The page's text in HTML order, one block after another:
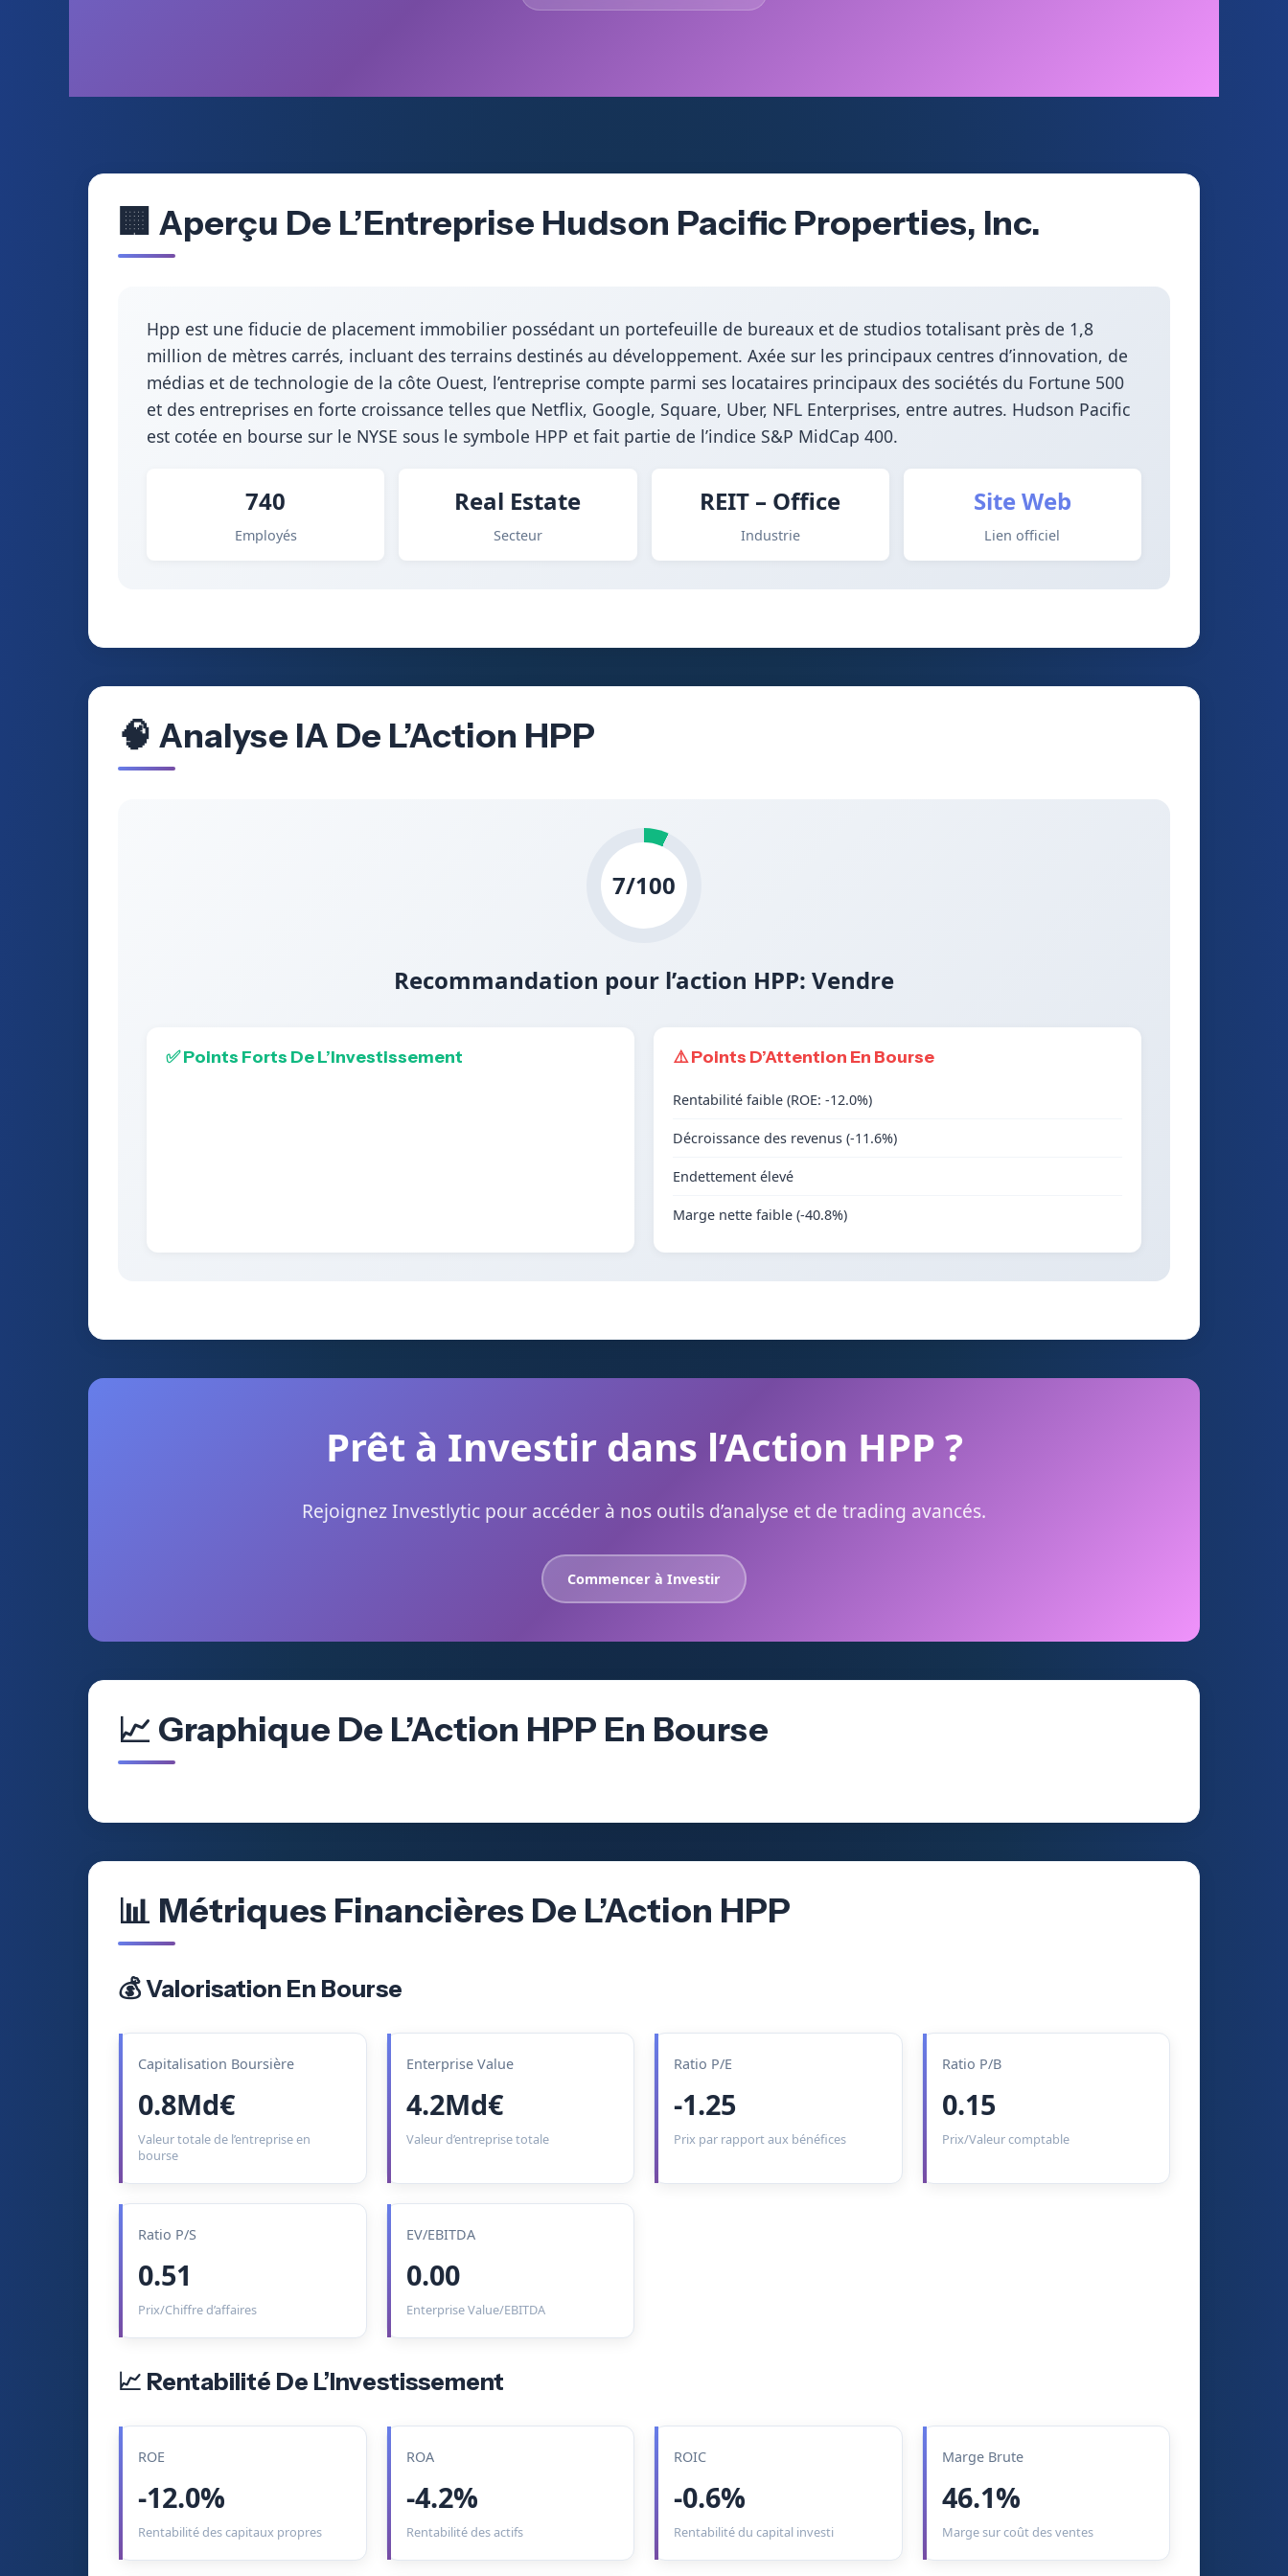
🏢 Aperçu De L’Entreprise Hudson Pacific Properties, Inc.
Hpp est une fiducie de placement immobilier possédant un portefeuille de bureaux et de studios totalisant près de 1,8
million de mètres carrés, incluant des terrains destinés au développement. Axée sur les principaux centres d’innovation, de
médias et de technologie de la côte Ouest, l’entreprise compte parmi ses locataires principaux des sociétés du Fortune 500
et des entreprises en forte croissance telles que Netflix, Google, Square, Uber, NFL Enterprises, entre autres. Hudson Pacific
est cotée en bourse sur le NYSE sous le symbole HPP et fait partie de l’indice S&P MidCap 400.
740
Employés
Real Estate
Secteur
REIT – Office
Industrie
Site Web
Lien officiel
🧠 Analyse IA De L’Action HPP
7/100
Recommandation pour l’action HPP: Vendre
✅ Points Forts De L’Investissement ⚠️ Points D’Attention En Bourse
Rentabilité faible (ROE: -12.0%)
Décroissance des revenus (-11.6%)
Endettement élevé
Marge nette faible (-40.8%)
Prêt à Investir dans l’Action HPP ?
Rejoignez Investlytic pour accéder à nos outils d’analyse et de trading avancés.
Commencer à Investir
📈 Graphique De L’Action HPP En Bourse
📊 Métriques Financières De L’Action HPP
💰 Valorisation En Bourse
Capitalisation Boursière
0.8Md€
Valeur totale de l’entreprise en
bourse
Enterprise Value
4.2Md€
Valeur d’entreprise totale
Ratio P/E
-1.25
Prix par rapport aux bénéfices
Ratio P/B
0.15
Prix/Valeur comptable
Ratio P/S
0.51
Prix/Chiffre d’affaires
EV/EBITDA
0.00
Enterprise Value/EBITDA
📈 Rentabilité De L’Investissement
ROE
-12.0%
Rentabilité des capitaux propres
ROA
-4.2%
Rentabilité des actifs
ROIC
-0.6%
Rentabilité du capital investi
Marge Brute
46.1%
Marge sur coût des ventes